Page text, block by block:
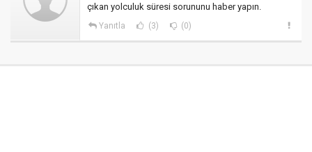
çıkan yolculuk süresi sorununu haber yapın.
Yanıtla (3) (0)